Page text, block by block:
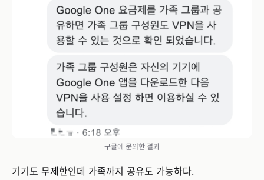
구글에 문의한 결과
기기도 무제한인데 가족까지 공유도 가능하다.